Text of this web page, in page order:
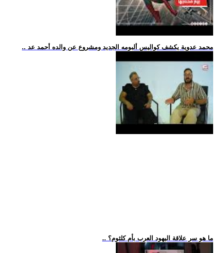
.. محمد عدوية يكشف كواليس ألبومه الجديد ومشروع عن والده أحمد عد
.. ما هو سر علاقة اليهود العرب بأم كلثوم؟